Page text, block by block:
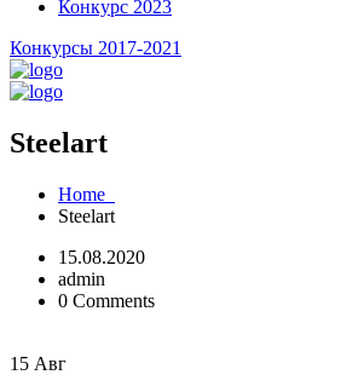
Конкурс 2023
Конкурсы 2017-2021
Steelart
Home
Steelart
15.08.2020
admin
0 Comments
15 Авг